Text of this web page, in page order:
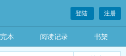
登陆 注册
完本 阅读记录 书架